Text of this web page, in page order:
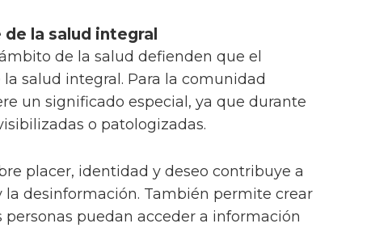
la salud integral
de la salud defienden que el
salud integral. Para la comunidad
un significado especial, ya que durante
o patologizadas.
placer, identidad y deseo contribuye a
desinformación. También permite crear
puedan acceder a información